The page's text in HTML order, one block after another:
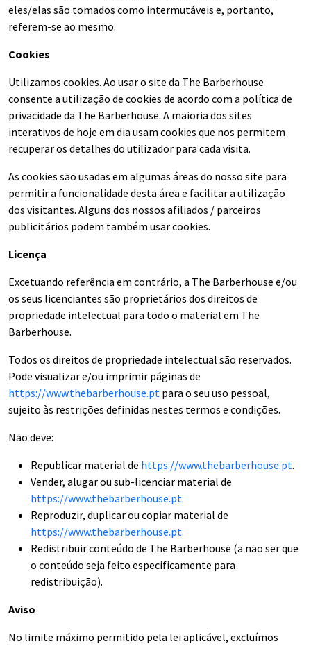
eles/elas são tomados como intermutáveis e, portanto,
referem-se ao mesmo.
Cookies
Utilizamos cookies. Ao usar o site da The Barberhouse
consente a utilização de cookies de acordo com a política de
privacidade da The Barberhouse. A maioria dos sites
interativos de hoje em dia usam cookies que nos permitem
recuperar os detalhes do utilizador para cada visita.
As cookies são usadas em algumas áreas do nosso site para
permitir a funcionalidade desta área e facilitar a utilização
dos visitantes. Alguns dos nossos afiliados / parceiros
publicitários podem também usar cookies.
Licença
Excetuando referência em contrário, a The Barberhouse e/ou
os seus licenciantes são proprietários dos direitos de
propriedade intelectual para todo o material em The
Barberhouse.
Todos os direitos de propriedade intelectual são reservados.
Pode visualizar e/ou imprimir páginas de
https://www.thebarberhouse.pt para o seu uso pessoal,
sujeito às restrições definidas nestes termos e condições.
Não deve:
Republicar material de https://www.thebarberhouse.pt.
Vender, alugar ou sub-licenciar material de
https://www.thebarberhouse.pt.
Reproduzir, duplicar ou copiar material de
https://www.thebarberhouse.pt.
Redistribuir conteúdo de The Barberhouse (a não ser que
o conteúdo seja feito especificamente para
redistribuição).
Aviso
No limite máximo permitido pela lei aplicável, excluímos